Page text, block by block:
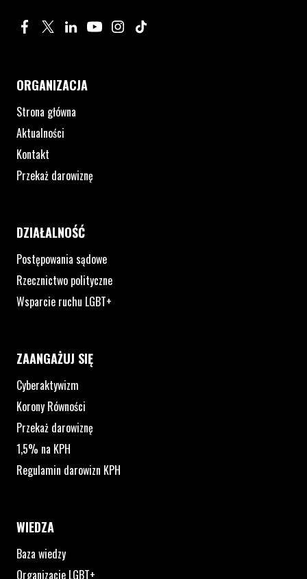
Profil na Facebook. Strona otwiera się w nowym oknie.
Profil na Twitter. Strona otwiera się w nowym oknie.
Profil na LinkedIn. Strona otwiera się w nowym oknie.
Profil na YouTube. Strona otwiera się w nowym
Profil na Instagram. Strona otwiera się
ORGANIZACJA
Strona główna
Aktualności
Kontakt
Przekaż darowiznę
DZIAŁALNOŚĆ
Postępowania sądowe
Rzecznictwo polityczne
Wsparcie ruchu LGBT+
ZAANGAŻUJ SIĘ
Cyberaktywizm
Korony Równości
Przekaż darowiznę
1,5% na KPH
Regulamin darowizn KPH
WIEDZA
Baza wiedzy
Organizacje LGBT+